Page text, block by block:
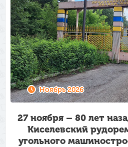
Ноябрь 2026
27 ноября – 80 лет
Киселевский
угольного